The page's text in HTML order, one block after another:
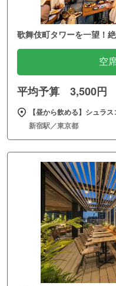
歌舞伎町タワーを一望！
空
平均予算 3,500円
【昼から飲める】シュラ
新宿駅／東京都